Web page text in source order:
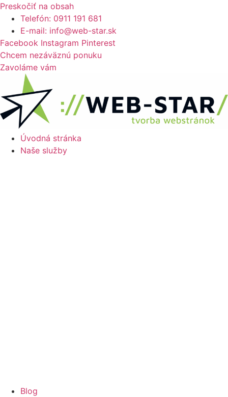
Preskočiť na obsah
Telefón: 0911 191 681
E-mail: info@web-star.sk
Facebook Instagram Pinterest
Chcem nezáväznú ponuku
Zavoláme vám
Úvodná stránka
Naše služby
Blog